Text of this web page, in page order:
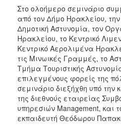
Στο ολοήμερο σεμινάριο
από τον Δήμο Ηρακλείου,
Δημοτική Αστυνομία, τον
Ηρακλείου, το Κεντρικό
Κεντρικό Αερολιμένα
τις Μινωικές Γραμμές, το
Τμήμα Τουριστικής
επιλεγμένους φορείς της
σεμινάριο διεξήχθη υπό την
της διεθνούς εταιρείας
υπηρεσιών Management, και
εκπαιδευτή Θεόδωρου